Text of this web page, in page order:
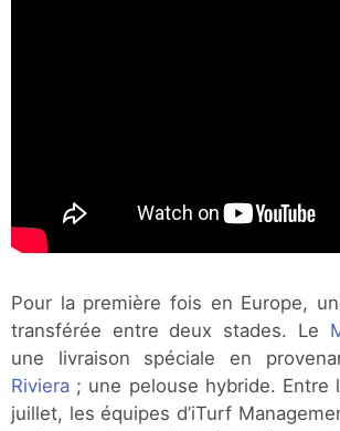
Pour la première fois en Europe,
transférée entre deux stades. Le
une livraison spéciale en
Riviera ; une pelouse hybride.
juillet, les équipes d’iTurf